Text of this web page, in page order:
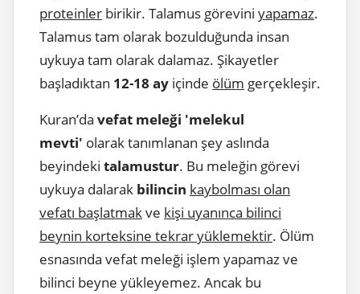
proteinler birikir. Talamus görevini yapamaz.
Talamus tam olarak bozulduğunda insan
uykuya tam olarak dalamaz. Şikayetler
başladıktan 12-18 ay içinde ölüm gerçekleşir.
Kuran’da vefat meleği 'melekul
mevti' olarak tanımlanan şey aslında
beyindeki talamustur. Bu meleğin görevi
uykuya dalarak bilincin kaybolması olan
vefatı başlatmakve kişi uyanınca bilinci
beynin korteksine tekrar yüklemektir. Ölüm
esnasında vefat meleği işlem yapamaz ve
bilinci beyne yükleyemez. Ancak bu